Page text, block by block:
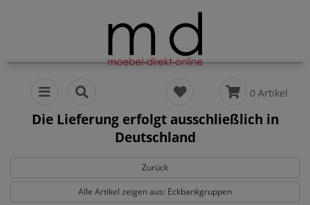
0 Artikel
Die Lieferung erfolgt ausschließlich in
Deutschland
Zurück
Alle Artikel zeigen aus: Eckbankgruppen